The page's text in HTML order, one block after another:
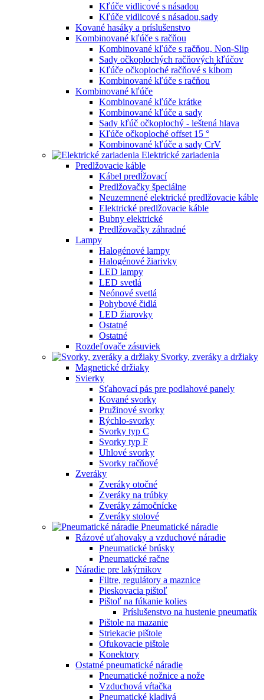
Kľúče vidlicové s násadou
Kľúče vidlicové s násadou,sady
Kované hasáky a príslušenstvo
Kombinované kľúče s račňou
Kombinované kľúče s račňou, Non-Slip
Sady očkoplochých račňových kľúčov
Kľúče očkoploché račňové s kĺbom
Kombinované kľúče s račňou
Kombinované kľúče
Kombinované kľúče krátke
Kombinované kľúče a sady
Sady kľúč očkoplochý - leštená hlava
Kľúče očkoploché offset 15 °
Kombinované kľúče a sady CrV
Elektrické zariadenia
Predlžovacie káble
Kábel predĺžovací
Predlžovačky špeciálne
Neuzemnené elektrické predlžovacie káble
Elektrické predlžovacie káble
Bubny elektrické
Predlžovačky záhradné
Lampy
Halogénové lampy
Halogénové žiarivky
LED lampy
LED svetlá
Neónové svetlá
Pohybové čidlá
LED žiarovky
Ostatné
Ostatné
Rozdeľovače zásuviek
Svorky, zveráky a držiaky
Magnetické držiaky
Svierky
Sťahovací pás pre podlahové panely
Kované svorky
Pružinové svorky
Rýchlo-svorky
Svorky typ C
Svorky typ F
Uhlové svorky
Svorky račňové
Zveráky
Zveráky otočné
Zveráky na trúbky
Zveráky zámočnícke
Zveráky stolové
Pneumatické náradie
Rázové uťahovaky a vzduchové náradie
Pneumatické brúsky
Pneumatické račne
Náradie pre lakýrnikov
Filtre, regulátory a maznice
Pieskovacia pištoľ
Pištoľ na fúkanie kolies
Príslušenstvo na hustenie pneumatík
Pištole na mazanie
Striekacie pištole
Ofukovacie pištole
Konektory
Ostatné pneumatické náradie
Pneumatické nožnice a nože
Vzduchová vŕtačka
Pneumatické kladivá